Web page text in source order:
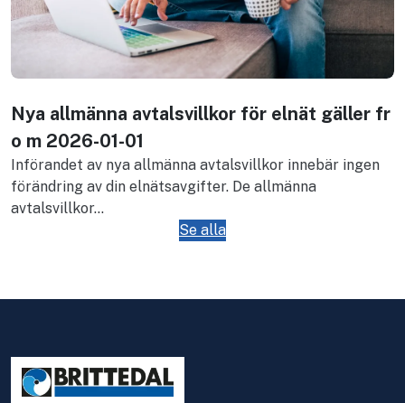
Nya allmänna avtalsvillkor för elnät gäller fr
o m 2026-01-01
Införandet av nya allmänna avtalsvillkor innebär ingen
förändring av din elnätsavgifter. De allmänna
avtalsvillkor...
Se alla